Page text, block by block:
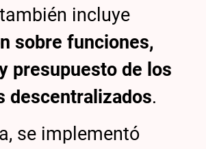
incluye
sobre funciones,
presupuesto de los
descentralizados.
se implementó